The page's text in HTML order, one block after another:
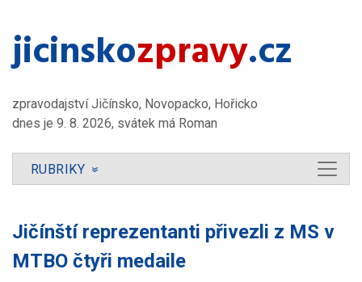
jicinsko​zpravy.cz
zpravodajství Jičínsko, Novopacko, Hořicko
dnes je 9. 8. 2026, svátek má Roman
RUBRIKY »
Jičínští reprezentanti přivezli z MS v
MTBO čtyři medaile